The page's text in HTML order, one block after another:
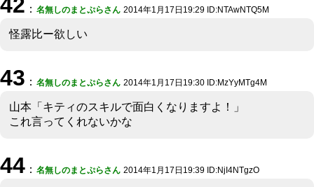
： 名無しのまとぷらさん 2014年1月17日19:29 ID:NTAwNTQ5M
怪露比ー欲しい
43 ： 名無しのまとぷらさん 2014年1月17日19:30 ID:MzYyMTg4M
山本「キティのスキルで面白くなりますよ！」
これ言ってくれないかな
44 ： 名無しのまとぷらさん 2014年1月17日19:39 ID:NjI4NTgzO